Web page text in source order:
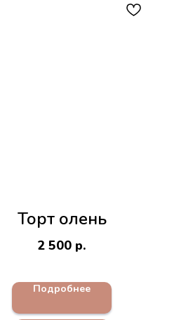
Торт олень
2 500 р.
Подробнее